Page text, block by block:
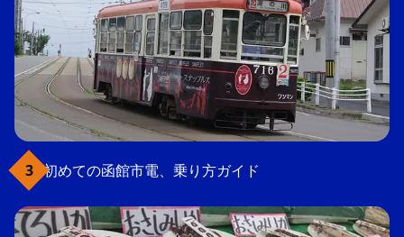
初めての函館市電、乗り方ガイド